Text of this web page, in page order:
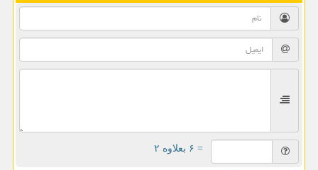
= ۶ بعلاوه ۲